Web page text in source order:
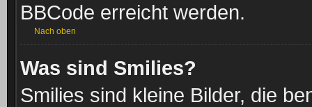
BBCode erreicht werden.
Nach oben
Was sind Smilies?
Smilies sind kleine Bilder, die